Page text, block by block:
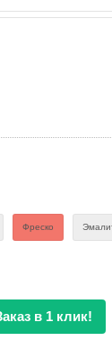
Фреско
в 1 клик!